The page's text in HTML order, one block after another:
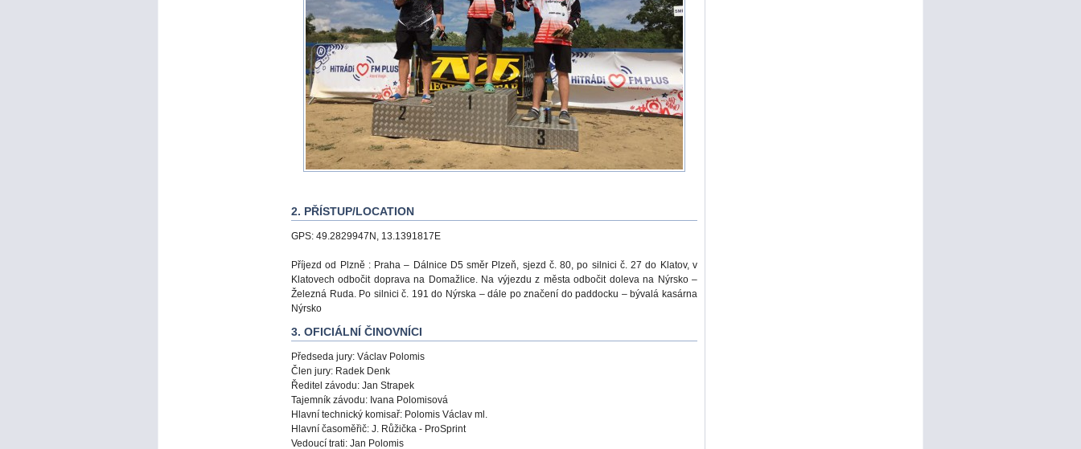
2. PŘÍSTUP/LOCATION
GPS: 49.2829947N, 13.1391817E
Příjezd od Plzně : Praha – Dálnice D5 směr Plzeň, sjezd č. 80, po silnici č. 27 do Klatov, v
Klatovech odbočit doprava na Domažlice. Na výjezdu z města odbočit doleva na Nýrsko –
Železná Ruda. Po silnici č. 191 do Nýrska – dále po značení do paddocku – bývalá kasárna
Nýrsko
3. OFICIÁLNÍ ČINOVNÍCI
Předseda jury: Václav Polomis
Člen jury: Radek Denk
Ředitel závodu: Jan Strapek
Tajemník závodu: Ivana Polomisová
Hlavní technický komisař: Polomis Václav ml.
Hlavní časoměřič: J. Růžička - ProSprint
Vedoucí trati: Jan Polomis